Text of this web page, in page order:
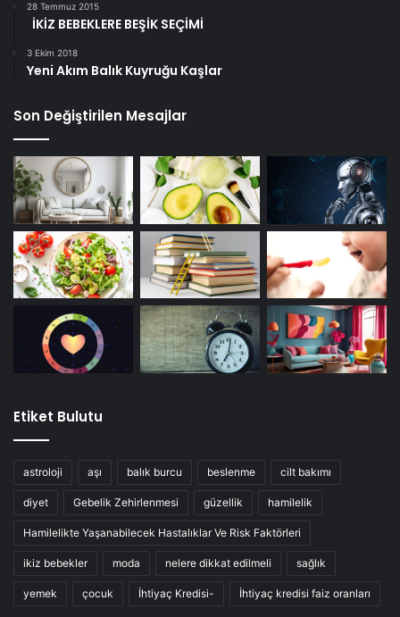
28 Temmuz 2015
İKİZ BEBEKLERE BEŞİK SEÇİMİ
3 Ekim 2018
Yeni Akım Balık Kuyruğu Kaşlar
Son Değiştirilen Mesajlar
Etiket Bulutu
astroloji aşı balık burcu beslenme cilt bakımı
diyet Gebelik Zehirlenmesi güzellik hamilelik
Hamilelikte Yaşanabilecek Hastalıklar Ve Risk Faktörleri
ikiz bebekler moda nelere dikkat edilmeli sağlık
yemek çocuk İhtiyaç Kredisi- İhtiyaç kredisi faiz oranları